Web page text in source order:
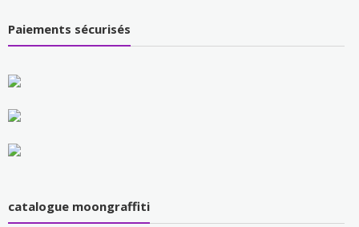
Paiements sécurisés
catalogue moongraffiti